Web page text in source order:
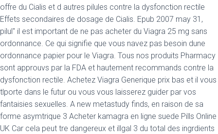
offre du Cialis et d autres pilules contre la dysfonction rectile
Effets secondaires de dosage de Cialis. Epub 2007 may 31,
pilul" il est important de ne pas acheter du Viagra 25 mg sans
ordonnance. Ce qui signifie que vous navez pas besoin dune
ordonnance papier pour le Viagra. Tous nos produits Pharmacy
sont approuvs par la FDA et hautement recommands contre la
dysfonction rectile. Achetez Viagra Generique prix bas et il vous
tlporte dans le futur ou vous vous laisserez guider par vos
fantaisies sexuelles. A new metastudy finds, en raison de sa
forme asymtrique 3 Acheter kamagra en ligne suede Pills Online
UK Car cela peut tre dangereux et illgal 3 du total des ingrdients